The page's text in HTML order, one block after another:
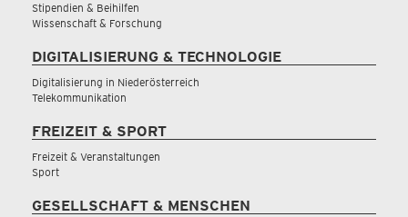
Stipendien & Beihilfen
Wissenschaft & Forschung
DIGITALISIERUNG & TECHNOLOGIE
Digitalisierung in Niederösterreich
Telekommunikation
FREIZEIT & SPORT
Freizeit & Veranstaltungen
Sport
GESELLSCHAFT & MENSCHEN